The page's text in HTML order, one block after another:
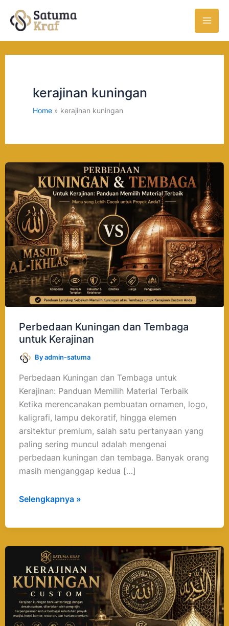
kerajinan kuningan
Home kerajinan kuningan
Perbedaan Kuningan dan Tembaga
untuk Kerajinan
Byadmin-satuma
Perbedaan Kuningan dan Tembaga untuk
Kerajinan: Panduan Memilih Material Terbaik
Ketika merencanakan pembuatan ornamen, logo,
kaligrafi, lampu dekoratif, hingga elemen
arsitektur premium, salah satu pertanyaan yang
paling sering muncul adalah mengenai
perbedaan kuningan dan tembaga. Banyak orang
masih menganggap kedua […]
Perbedaan
Kuningan
dan
Tembaga
untuk
Kerajinan
Selengkapnya »
Kerajinan
Kuningan
Custom
dari
Boyolali
: